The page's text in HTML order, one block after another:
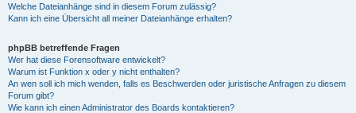
Welche Dateianhänge sind in diesem Forum zulässig?
Kann ich eine Übersicht all meiner Dateianhänge erhalten?
phpBB betreffende Fragen
Wer hat diese Forensoftware entwickelt?
Warum ist Funktion x oder y nicht enthalten?
An wen soll ich mich wenden, falls es Beschwerden oder juristische Anfragen zu diesem
Forum gibt?
Wie kann ich einen Administrator des Boards kontaktieren?